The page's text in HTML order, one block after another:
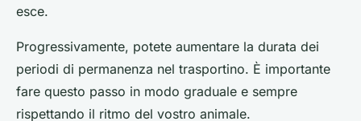
esce.
Progressivamente, potete aumentare la durata dei
periodi di permanenza nel trasportino. È importante
fare questo passo in modo graduale e sempre
rispettando il ritmo del vostro animale.